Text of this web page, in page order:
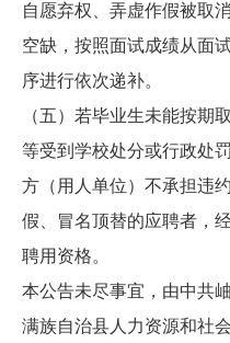
自愿弃权、弄虚作假被取
空缺，按照面试成绩从面
序进行依次递补。
（五）若毕业生未能按期
等受到学校处分或行政处
方（用人单位）不承担违
假、冒名顶替的应聘者，
聘用资格。
本公告未尽事宜，由中共
满族自治县人力资源和社